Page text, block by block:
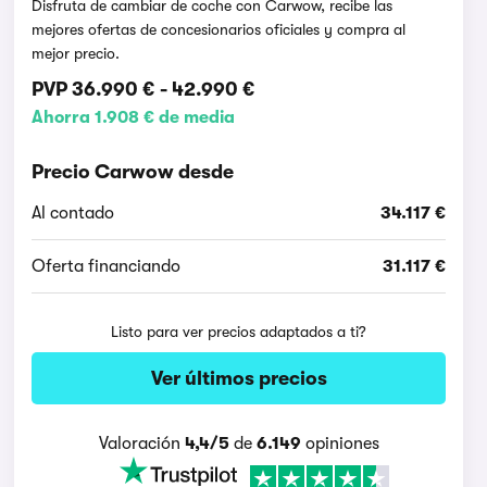
Disfruta de cambiar de coche con Carwow, recibe las
mejores ofertas de concesionarios oficiales y compra al
mejor precio.
PVP36.990 € - 42.990 €
Ahorra 1.908 € de media
Precio Carwow desde
Al contado 34.117 €
Oferta financiando 31.117 €
Listo para ver precios adaptados a ti?
Ver últimos precios
Valoración 4,4/5de 6.149 opiniones